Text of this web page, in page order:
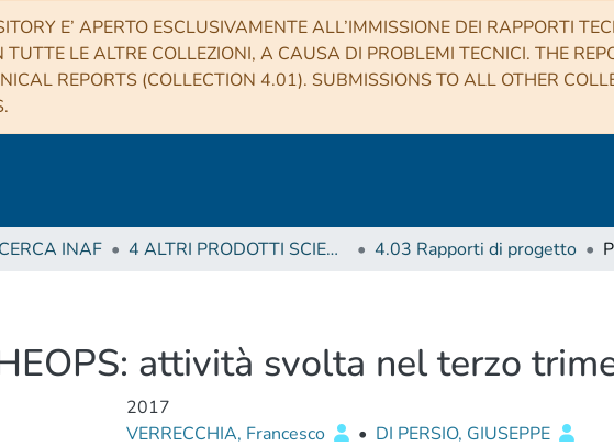
E’ APERTO ESCLUSIVAMENTE ALL’IMMISSIONE DEI RAPPORTI
TUTTE LE ALTRE COLLEZIONI, A CAUSA DI PROBLEMI TECNICI. THE
REPORTS (COLLECTION 4.01). SUBMISSIONS TO ALL OTHER
INAF 4 ALTRI PRODOTTI SCIENTIFICI (Other scientific products) 4.03 Rapporti di progetto
attività svolta nel terzo
2017
VERRECCHIA, Francesco • DI PERSIO, GIUSEPPE